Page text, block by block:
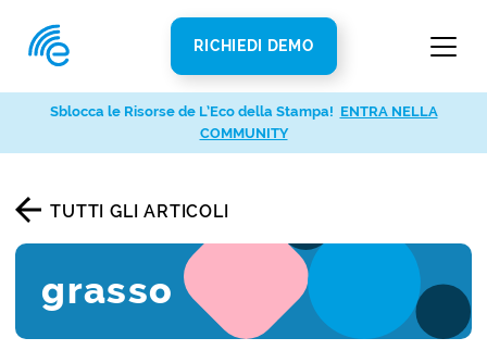
RICHIEDI DEMO
TUTTI GLI ARTICOLI
grasso
Sblocca le Risorse de L’Eco della Stampa! ENTRA NELLA
COMMUNITY